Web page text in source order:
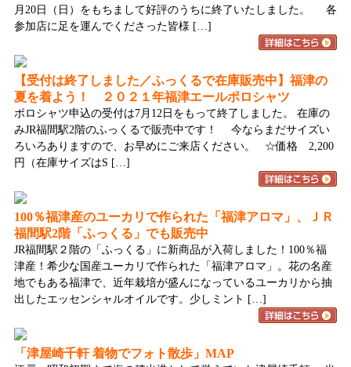
月20日（日）をもちまして好評のうちに終了いたしました。 各
参加店に足を運んでくださった皆様 […]
【受付は終了しました／ふっくるで在庫販売中】福津の
夏を着よう！ ２０２１年福津エールポロシャツ
ポロシャツ申込の受付は7月12日をもって終了しました。 在庫の
みJR福間駅2階のふっくるで販売中です！ 今ならまだサイズい
ろいろありますので、お早めにご来店ください。 ☆価格 2,200
円（在庫サイズはS […]
100％福津産のユーカリで作られた「福津アロマ」、ＪＲ
福間駅2階「ふっくる」でも販売中
JR福間駅２階の「ふっくる」に新商品が入荷しました！100％福
津産！希少な国産ユーカリで作られた「福津アロマ」。花の名産
地でもある福津で、近年栽培が盛んになっているユーカリから抽
出したエッセンシャルオイルです。少しミント […]
「津屋崎千軒 着物でフォト散歩」MAP